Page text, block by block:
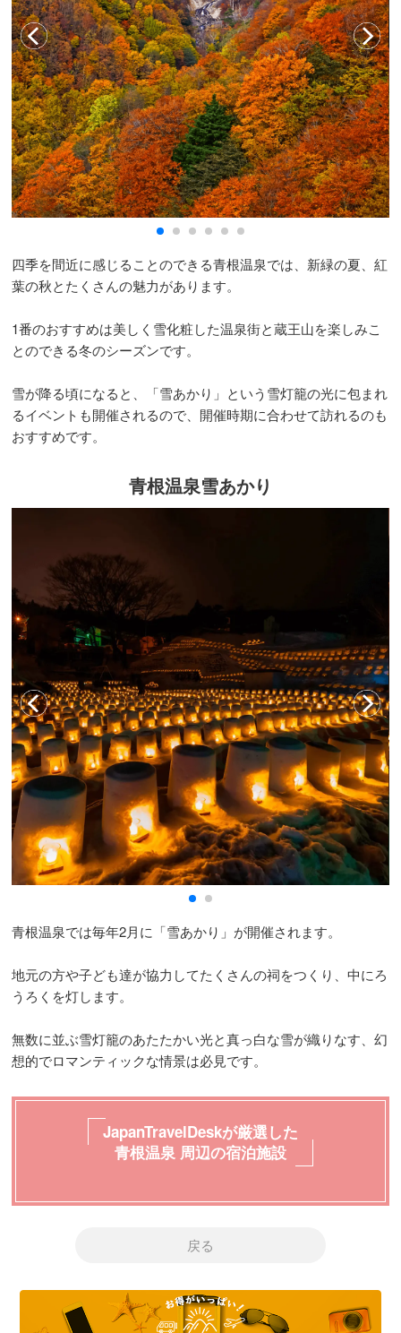
四季を間近に感じることのできる青根温泉では、新緑の夏、紅
葉の秋とたくさんの魅力があります。
1番のおすすめは美しく雪化粧した温泉街と蔵王山を楽しみこ
とのできる冬のシーズンです。
雪が降る頃になると、「雪あかり」という雪灯籠の光に包まれ
るイベントも開催されるので、開催時期に合わせて訪れるのも
おすすめです。
青根温泉雪あかり
青根温泉では毎年2月に「雪あかり」が開催されます。
地元の方や子ども達が協力してたくさんの祠をつくり、中にろ
うろくを灯します。
無数に並ぶ雪灯籠のあたたかい光と真っ白な雪が織りなす、幻
想的でロマンティックな情景は必見です。
JapanTravelDeskが厳選した
青根温泉 周辺の宿泊施設
戻る